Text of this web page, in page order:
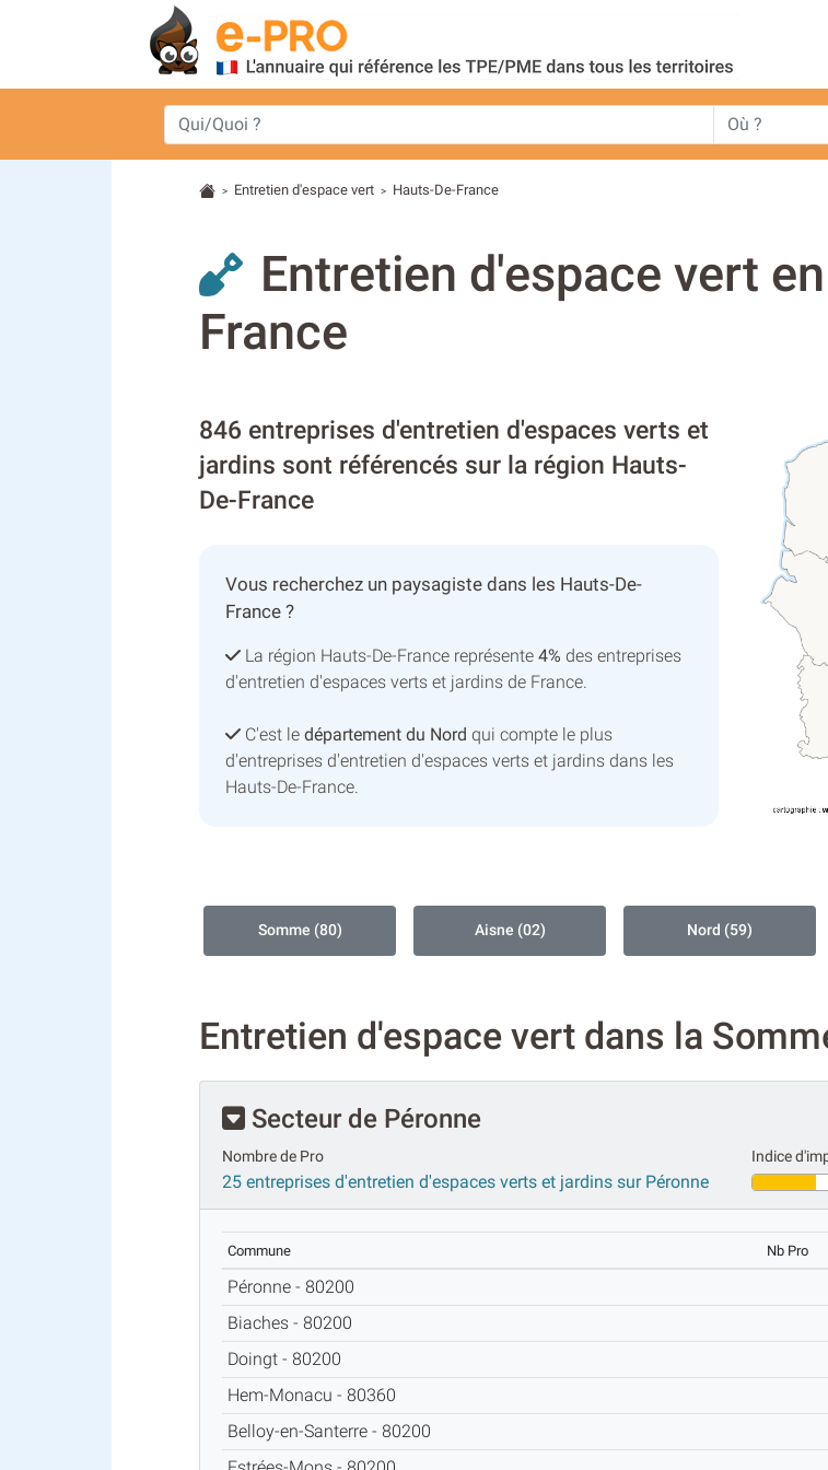
> Entretien d'espace vert > Hauts-De-France
Entretien d'espace vert
France
846 entreprises d'entretien d'espaces verts et
jardins sont référencés sur la région Hauts-
De-France
Vous recherchez un paysagiste dans les Hauts-De-
France ?
La région Hauts-De-France représente 4% des entreprises
d'entretien d'espaces verts et jardins de France.
C'est le département du Nord qui compte le plus
d'entreprises d'entretien d'espaces verts et jardins dans les
Hauts-De-France.
Somme (80) Aisne (02) Nord (59)
Entretien d'espace vert dans la
Secteur de Péronne
Nombre de Pro
25 entreprises d'entretien d'espaces verts et jardins sur Péronne
Indice
Commune Nb Pro
Péronne - 80200
Biaches - 80200
Doingt - 80200
Hem-Monacu - 80360
Belloy-en-Santerre - 80200